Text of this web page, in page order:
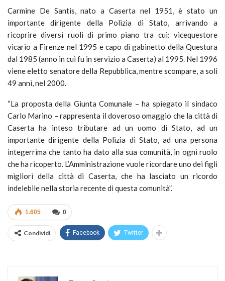
Carmine De Santis, nato a Caserta nel 1951, è stato un
importante dirigente della Polizia di Stato, arrivando a
ricoprire diversi ruoli di primo piano tra cui: vicequestore
vicario a Firenze nel 1995 e capo di gabinetto della Questura
dal 1985 (anno in cui fu in servizio a Caserta) al 1995. Nel 1996
viene eletto senatore della Repubblica, mentre scompare, a soli
49 anni, nel 2000.
“La proposta della Giunta Comunale – ha spiegato il sindaco
Carlo Marino – rappresenta il doveroso omaggio che la città di
Caserta ha inteso tributare ad un uomo di Stato, ad un
importante dirigente della Polizia di Stato, ad una persona
integerrima che tanto ha dato alla sua comunità, in ogni ruolo
che ha ricoperto. L’Amministrazione vuole ricordare uno dei figli
migliori della città di Caserta, che ha lasciato un ricordo
indelebile nella storia recente di questa comunità”.
0
1.605
Condividi Facebook Twitter